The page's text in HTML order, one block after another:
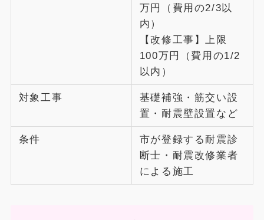
万円（費用の2/3以
内）
【改修工事】上限
100万円（費用の1/2
以内）
対象工事
基礎補強・筋交い設
置・耐震壁設置など
条件
市が登録する耐震診
断士・耐震改修業者
による施工